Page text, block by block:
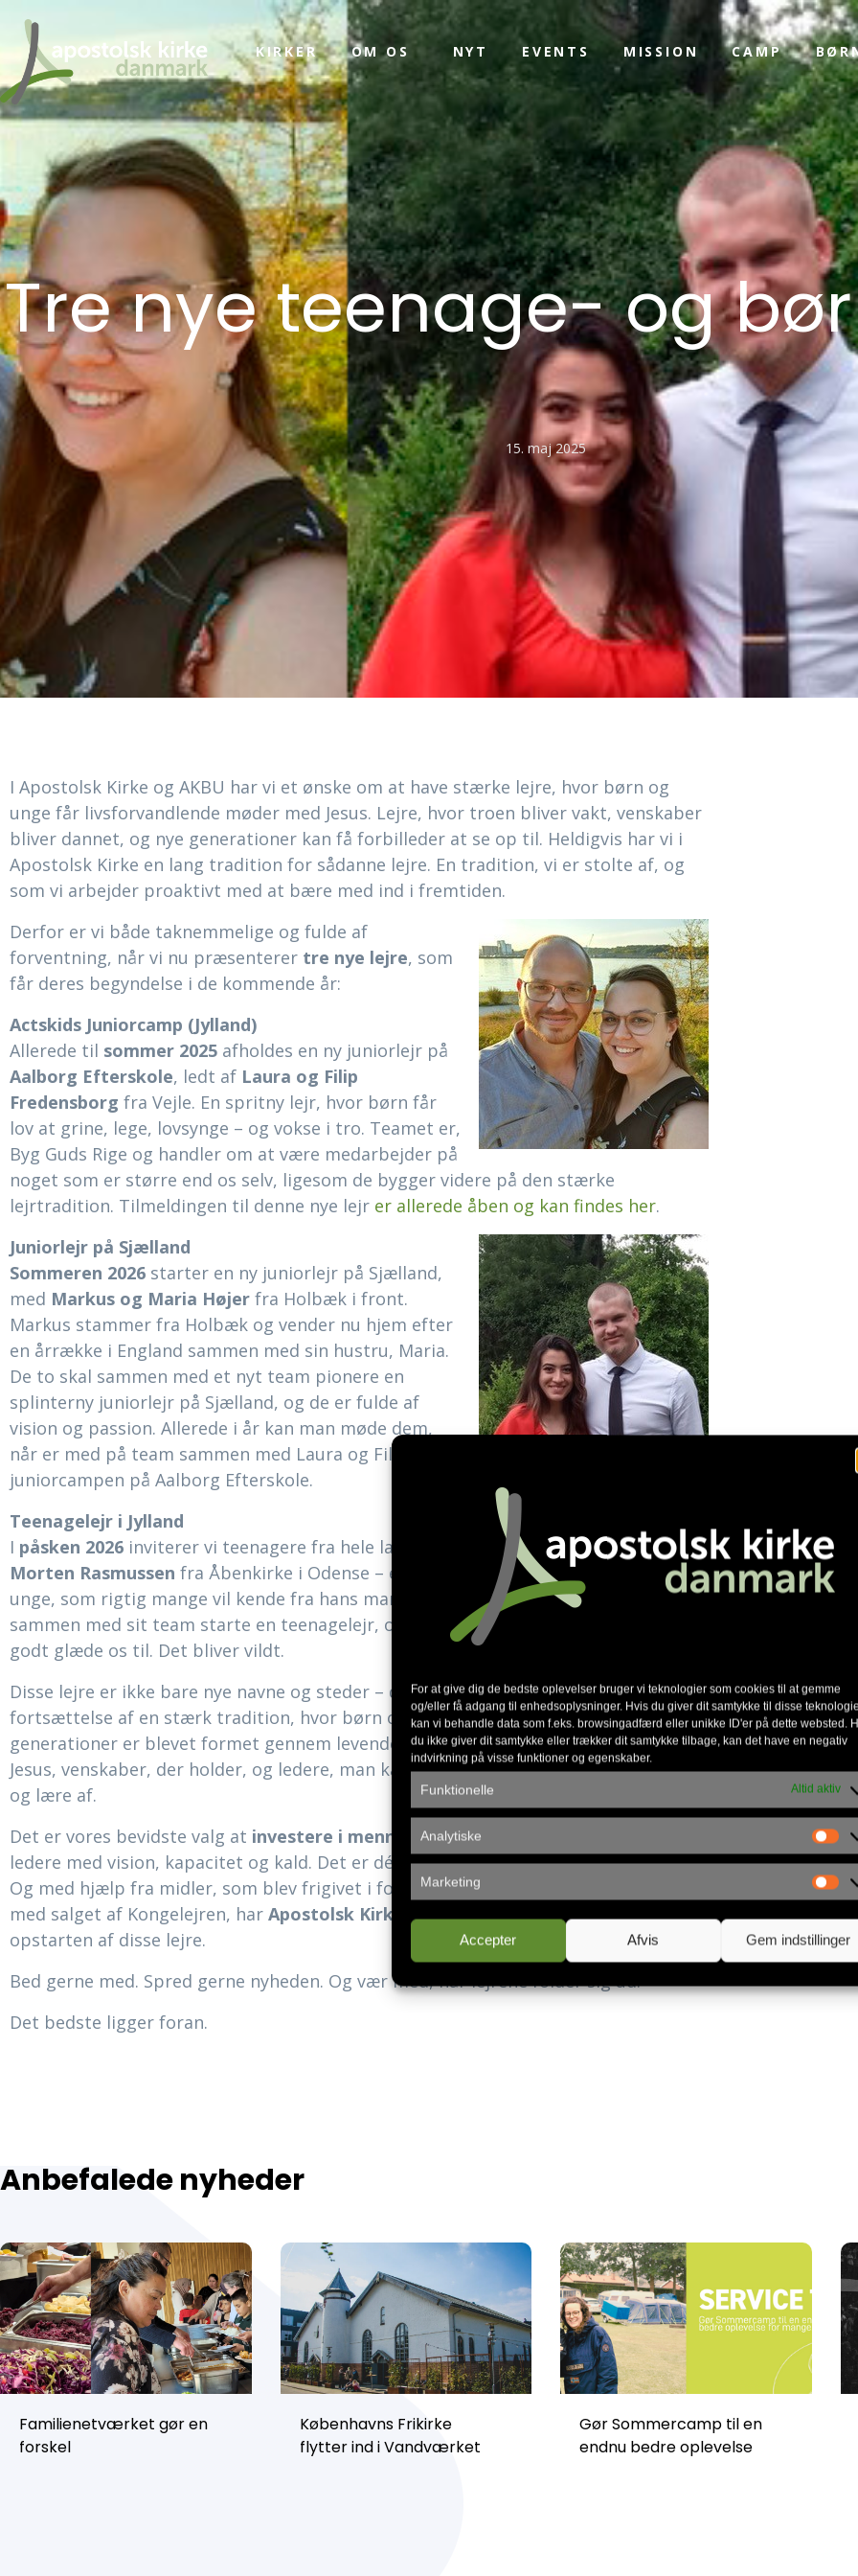
For at give dig de bedste oplevelser bruger vi teknologier som cookies til at gemme
og/eller få adgang til enhedsoplysninger. Hvis du giver dit samtykke til disse
kan vi behandle data som f.eks. browsingadfærd eller unikke ID'er på dette websted.
du ikke giver dit samtykke eller trækker dit samtykke tilbage, kan det have en negativ
indvirkning på visse funktioner og egenskaber.
Funktionelle Altid aktiv
Analytiske
Marketing
Accepter Afvis Gem indstillinger
KIRKER OM OS NYT EVENTS MISSION CAMP
Tre nye teenage- og
15. maj 2025
I Apostolsk Kirke og AKBU har vi et ønske om at have stærke lejre, hvor børn og
unge får livsforvandlende møder med Jesus. Lejre, hvor troen bliver vakt, venskaber
bliver dannet, og nye generationer kan få forbilleder at se op til. Heldigvis har vi i
Apostolsk Kirke en lang tradition for sådanne lejre. En tradition, vi er stolte af, og
som vi arbejder proaktivt med at bære med ind i fremtiden.
Derfor er vi både taknemmelige og fulde af
forventning, når vi nu præsenterer tre nye lejre, som
får deres begyndelse i de kommende år:
Actskids Juniorcamp (Jylland)
Allerede til sommer 2025 afholdes en ny juniorlejr på
Aalborg Efterskole, ledt af Laura og Filip
Fredensborg fra Vejle. En spritny lejr, hvor børn får
lov at grine, lege, lovsynge – og vokse i tro. Teamet er,
Byg Guds Rige og handler om at være medarbejder på
noget som er større end os selv, ligesom de bygger videre på den stærke
lejrtradition. Tilmeldingen til denne nye lejr er allerede åben og kan findes her.
Juniorlejr på Sjælland
Sommeren 2026 starter en ny juniorlejr på Sjælland,
med Markus og Maria Højer fra Holbæk i front.
Markus stammer fra Holbæk og vender nu hjem efter
en årrække i England sammen med sin hustru, Maria.
De to skal sammen med et nyt team pionere en
splinterny juniorlejr på Sjælland, og de er fulde af
vision og passion. Allerede i år kan man møde dem,
når er med på team sammen med Laura og Filip på
juniorcampen på Aalborg Efterskole.
Teenagelejr i Jylland
I påsken 2026 inviterer vi teenagere fra hele landet til en ny teenagelejr, ledt af
Morten Rasmussen fra Åbenkirke i Odense – en erfaren lejrleder med hjerte for
unge, som rigtig mange vil kende fra hans mange år på Påruplejren.Nu skal han
sammen med sit team starte en teenagelejr, og det kan vi
godt glæde os til. Det bliver vildt.
Disse lejre er ikke bare nye navne og steder – det er en
fortsættelse af en stærk tradition, hvor børn og unge i
generationer er blevet formet gennem levende møder med
Jesus, venskaber, der holder, og ledere, man kan spejle sig i
og lære af.
Det er vores bevidste valg at investere i mennesker– i
ledere med vision, kapacitet og kald. Det er dér, det starter.
Og med hjælp fra midler, som blev frigivet i forbindelse
med salget af Kongelejren, har Apostolsk Kirke og AKBUbesluttet at støtte op om
opstarten af disse lejre.
Bed gerne med. Spred gerne nyheden. Og vær med, når lejrene folder sig ud.
Det bedste ligger foran.
Anbefalede nyheder
Familienetværket gør en
forskel
Københavns Frikirke
flytter ind i Vandværket
Gør Sommercamp til en
endnu bedre oplevelse